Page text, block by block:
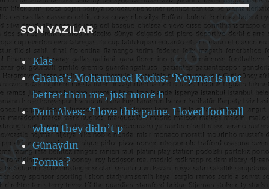
SON YAZILAR
Klas
Ghana’s Mohammed Kudus: ‘Neymar is not
better than me, just more h
Dani Alves: ‘I love this game. I loved football
when they didn’t p
Günaydın
Forma ?